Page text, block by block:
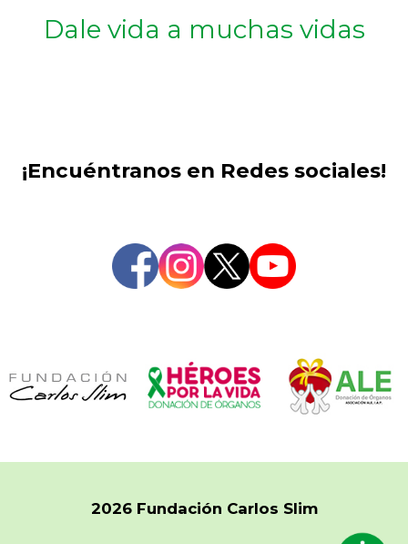
Dale vida a muchas vidas
¡Encuéntranos en Redes sociales!
2026 Fundación Carlos Slim